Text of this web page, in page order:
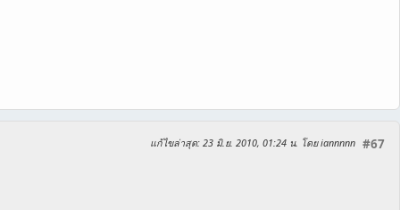
#67
แก้ไขล่าสุด: 23 มิ.ย. 2010, 01:24 น. โดย iannnnn